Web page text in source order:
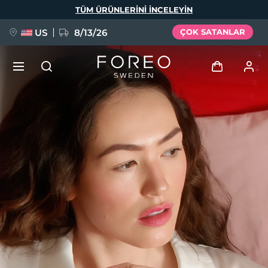
TÜM ÜRÜNLERINI INCELEYIN
US 8/13/26 ÇOK SATANLAR
Giriş
Kullanici profi̇li̇
Cihazlarım
Siparişlerim
Adresim
Aboneliklerim
FAQ™ Pure Beauty-Tech Elixir
BREAKING NEWS
issa™ Teeth Whitening Set
Dil Seçimi
English Deutsch
Español
Français
Português
Polski
Svenska
Русский
Türkçe
简体中文 繁體中文